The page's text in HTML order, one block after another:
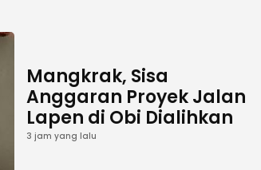
Mangkrak, Sisa
Anggaran Proyek Jalan
Lapen di Obi Dialihkan
3 jam yang lalu